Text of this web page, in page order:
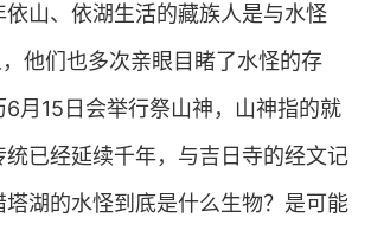
山、依湖生活的藏族人是与水怪
他们也多次亲眼目睹了水怪的存
月15日会举行祭山神，山神指的就
统已经延续千年，与吉日寺的经文记
塔湖的水怪到底是什么生物？是可能